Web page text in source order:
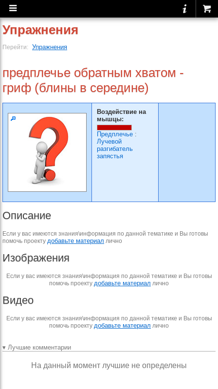
Упражнения
Перейти: Упражнения
предплечье обратным хватом -
гриф (блины в середине)
Воздействие на
мышцы:
Предплечье :
Лучевой
разгибатель
запястья
Описание
Если у вас имеются знания\информация по данной тематике и Вы готовы
помочь проекту добавьте материал лично
Изображения
Если у вас имеются знания\информация по данной тематике и Вы готовы
помочь проекту добавьте материал лично
Видео
Если у вас имеются знания\информация по данной тематике и Вы готовы
помочь проекту добавьте материал лично
▾ Лучшие комментарии
На данный момент лучшие не определены